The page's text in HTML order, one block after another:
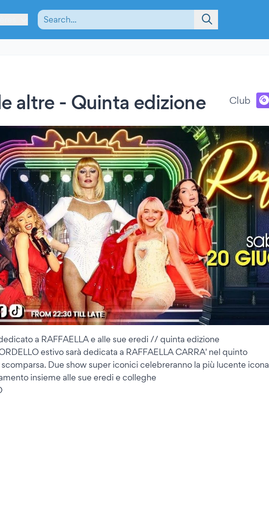
altre - Quinta edizione Club
a RAFFAELLA e alle sue eredi // quinta edizione
estivo sarà dedicata a RAFFAELLA CARRA' nel quinto
Due show super iconici celebreranno la più lucente icona
insieme alle sue eredi e colleghe